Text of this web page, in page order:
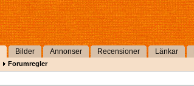
Bilder Annonser Recensioner Länkar
Forumregler